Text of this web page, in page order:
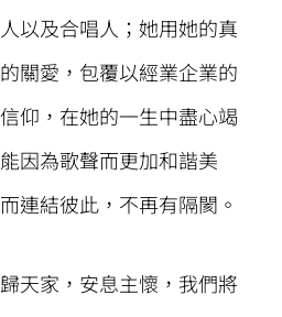
以及合唱人；她用她的真
關愛，包覆以經業企業的
仰，在她的一生中盡心竭
因為歌聲而更加和諧美
連結彼此，不再有隔閡。
天家，安息主懷，我們將